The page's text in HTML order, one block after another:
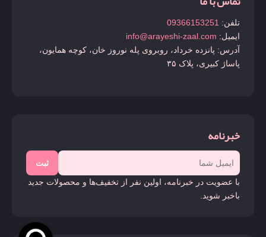
تلفن: 09366153251
ایمیل: info@arayeshi-zaal.com
آدرس: پانزده خرداد، روبروی پله نوروز خان، کوچه همایون،
پاساژ کبیری، پلاک ۳۵
خبرنامه
ثبت
با عضویت در خبرنامه، اولین نفر از تخفیف‌ها و محصولات جدید
باخبر شوید.